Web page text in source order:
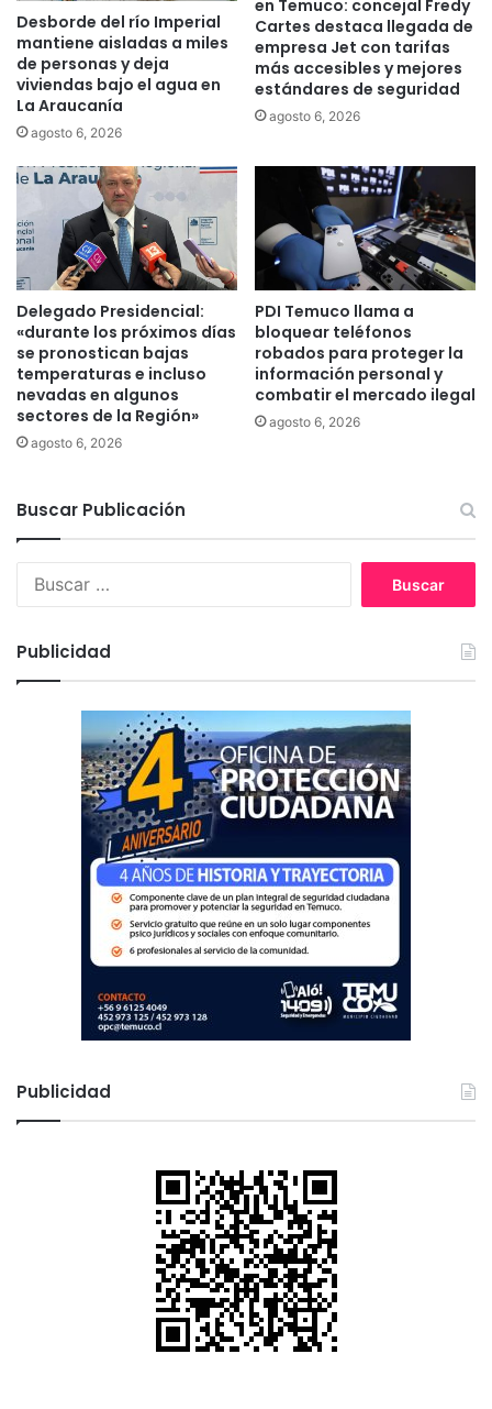
Desborde del río Imperial
mantiene aisladas a miles
de personas y deja
viviendas bajo el agua en
La Araucanía
agosto 6, 2026
en Temuco: concejal Fredy
Cartes destaca llegada de
empresa Jet con tarifas
más accesibles y mejores
estándares de seguridad
agosto 6, 2026
Delegado Presidencial:
«durante los próximos días
se pronostican bajas
temperaturas e incluso
nevadas en algunos
sectores de la Región»
agosto 6, 2026
PDI Temuco llama a
bloquear teléfonos
robados para proteger la
información personal y
combatir el mercado ilegal
agosto 6, 2026
Buscar Publicación
:
Publicidad
Publicidad